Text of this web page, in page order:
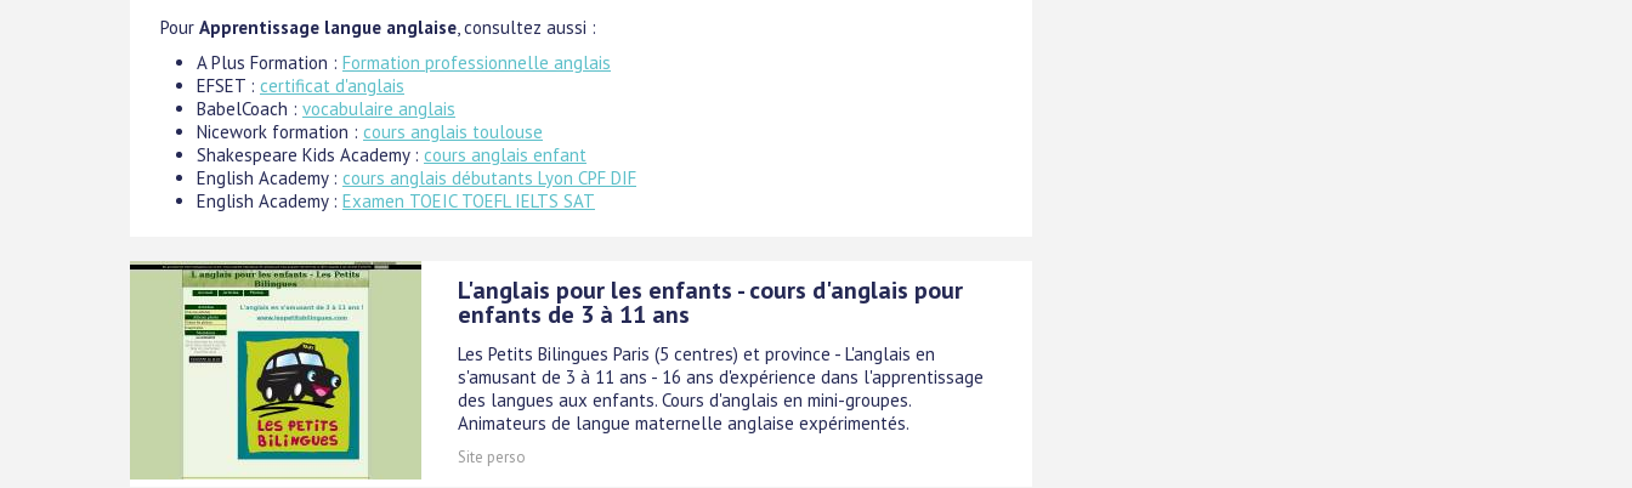
Pour Apprentissage langue anglaise, consultez aussi :
A Plus Formation : Formation professionnelle anglais
EFSET : certificat d'anglais
BabelCoach : vocabulaire anglais
Nicework formation : cours anglais toulouse
Shakespeare Kids Academy : cours anglais enfant
English Academy : cours anglais débutants Lyon CPF DIF
English Academy : Examen TOEIC TOEFL IELTS SAT
L'anglais pour les enfants - cours d'anglais pour
enfants de 3 à 11 ans
Les Petits Bilingues Paris (5 centres) et province - L'anglais en
s'amusant de 3 à 11 ans - 16 ans d'expérience dans l'apprentissage
des langues aux enfants. Cours d'anglais en mini-groupes.
Animateurs de langue maternelle anglaise expérimentés.
Site perso